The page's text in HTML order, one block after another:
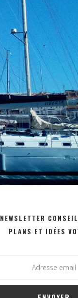
NEWSLETTER
PLANS ET IDÉES